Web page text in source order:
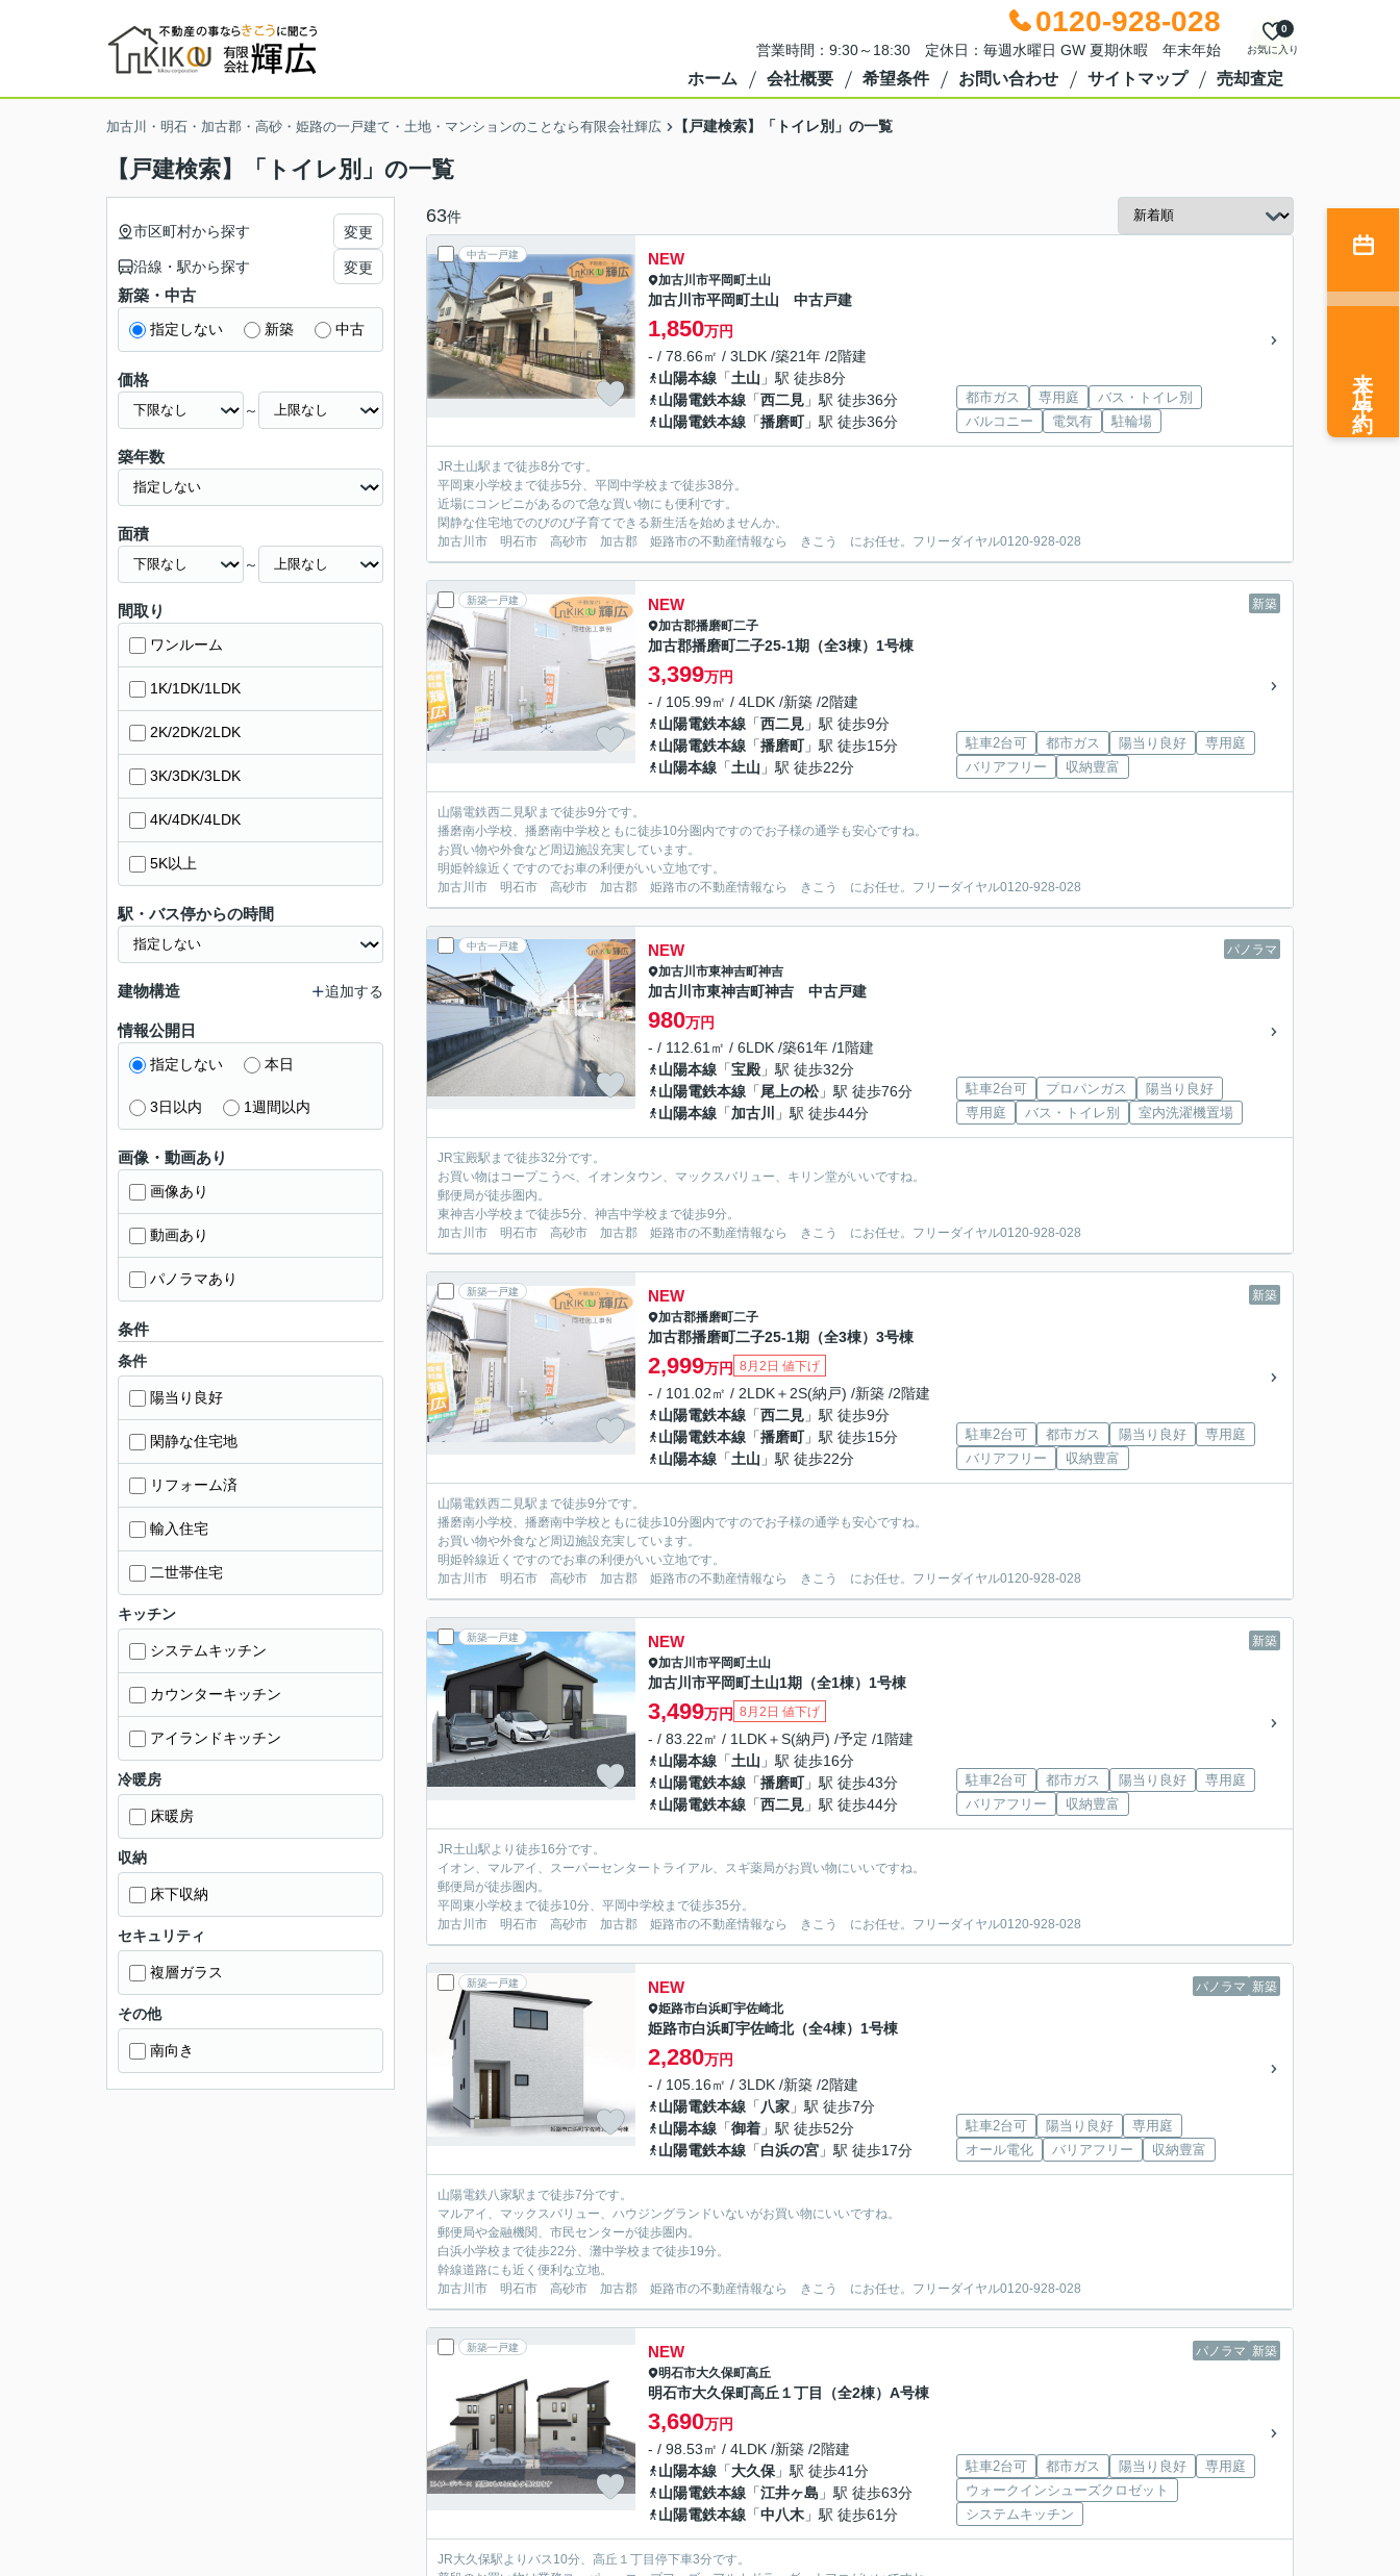
0120-928-028
営業時間：9:30～18:30 定休日：毎週水曜日 GW 夏期休暇 年末年始 お気に入り
0
ホーム 会社概要 希望条件 お問い合わせ サイトマップ 売却査定
加古川・明石・加古郡・高砂・姫路の一戸建て・土地・マンションのことなら有限会社輝広 【戸建検索】「トイレ別」の一覧
【戸建検索】「トイレ別」の一覧
63件
中古一戸建 NEW
加古川市平岡町土山
加古川市平岡町土山 中古戸建
1,850万円
- / 78.66㎡ / 3LDK /築21年 /2階建
山陽本線 「土山 」駅 徒歩8分
山陽電鉄本線 「西二見 」駅 徒歩36分
山陽電鉄本線 「播磨町」駅 徒歩36分
都市ガス 専用庭
バス・トイレ別
バルコニー
電気有 駐輪場
JR土山駅まで徒歩8分です。
平岡東小学校まで徒歩5分、平岡中学校まで徒歩38分。
近場にコンビニがあるので急な買い物にも便利です。
閑静な住宅地でのびのび子育てできる新生活を始めませんか。
加古川市 明石市 高砂市 加古郡 姫路市の不動産情報なら きこう にお任せ。フリーダイヤル0120-928-028
新築一戸建 新築
NEW
加古郡播磨町二子
加古郡播磨町二子25-1期（全3棟）1号棟
3,399万円
- / 105.99㎡ / 4LDK /新築 /2階建
山陽電鉄本線 「西二見 」駅 徒歩9分
山陽電鉄本線 「播磨町」駅 徒歩15分
山陽本線 「土山 」駅 徒歩22分
駐車2台可 都市ガス 陽当り良好
専用庭
バリアフリー
収納豊富
山陽電鉄西二見駅まで徒歩9分です。
播磨南小学校、播磨南中学校ともに徒歩10分圏内ですのでお子様の通学も安心ですね。
お買い物や外食など周辺施設充実しています。
明姫幹線近くですのでお車の利便がいい立地です。
加古川市 明石市 高砂市 加古郡 姫路市の不動産情報なら きこう にお任せ。フリーダイヤル0120-928-028
中古一戸建 パノラマ
NEW
加古川市東神吉町神吉
加古川市東神吉町神吉 中古戸建
980万円
- / 112.61㎡ / 6LDK /築61年 /1階建
山陽本線 「宝殿 」駅 徒歩32分
山陽電鉄本線 「尾上の松」駅 徒歩76分
山陽本線 「加古川 」駅 徒歩44分
駐車2台可 プロパンガス
陽当り良好
専用庭
バス・トイレ別 室内洗濯機置場
JR宝殿駅まで徒歩32分です。
お買い物はコープこうべ、イオンタウン、マックスバリュー、キリン堂がいいですね。
郵便局が徒歩圏内。
東神吉小学校まで徒歩5分、神吉中学校まで徒歩9分。
加古川市 明石市 高砂市 加古郡 姫路市の不動産情報なら きこう にお任せ。フリーダイヤル0120-928-028
新築一戸建 新築
NEW
加古郡播磨町二子
加古郡播磨町二子25-1期（全3棟）3号棟
2,999万円 8月2日 値下げ
- / 101.02㎡ / 2LDK＋2S(納戸) /新築 /2階建
山陽電鉄本線 「西二見 」駅 徒歩9分
山陽電鉄本線 「播磨町」駅 徒歩15分
山陽本線 「土山 」駅 徒歩22分
駐車2台可 都市ガス 陽当り良好
専用庭
バリアフリー
収納豊富
山陽電鉄西二見駅まで徒歩9分です。
播磨南小学校、播磨南中学校ともに徒歩10分圏内ですのでお子様の通学も安心ですね。
お買い物や外食など周辺施設充実しています。
明姫幹線近くですのでお車の利便がいい立地です。
加古川市 明石市 高砂市 加古郡 姫路市の不動産情報なら きこう にお任せ。フリーダイヤル0120-928-028
新築一戸建 新築
NEW
加古川市平岡町土山
加古川市平岡町土山1期（全1棟）1号棟
3,499万円 8月2日 値下げ
- / 83.22㎡ / 1LDK＋S(納戸) /予定 /1階建
山陽本線 「土山 」駅 徒歩16分
山陽電鉄本線 「播磨町」駅 徒歩43分
山陽電鉄本線 「西二見 」駅 徒歩44分
駐車2台可 都市ガス 陽当り良好
専用庭
バリアフリー
収納豊富
JR土山駅より徒歩16分です。
イオン、マルアイ、スーパーセンタートライアル、スギ薬局がお買い物にいいですね。
郵便局が徒歩圏内。
平岡東小学校まで徒歩10分、平岡中学校まで徒歩35分。
加古川市 明石市 高砂市 加古郡 姫路市の不動産情報なら きこう にお任せ。フリーダイヤル0120-928-028
新築一戸建 パノラマ 新築
NEW
姫路市白浜町宇佐崎北
姫路市白浜町宇佐崎北（全4棟）1号棟
2,280万円
- / 105.16㎡ / 3LDK /新築 /2階建
山陽電鉄本線 「 八家 」駅 徒歩7分
山陽本線 「御着 」駅 徒歩52分
山陽電鉄本線 「白浜の宮 」駅 徒歩17分
駐車2台可 陽当り良好
専用庭
オール電化
バリアフリー 収納豊富
山陽電鉄八家駅まで徒歩7分です。
マルアイ、マックスバリュー、ハウジングランドいないがお買い物にいいですね。
郵便局や金融機関、市民センターが徒歩圏内。
白浜小学校まで徒歩22分、灘中学校まで徒歩19分。
幹線道路にも近く便利な立地。
加古川市 明石市 高砂市 加古郡 姫路市の不動産情報なら きこう にお任せ。フリーダイヤル0120-928-028
新築一戸建 パノラマ 新築
NEW
明石市大久保町高丘
明石市大久保町高丘１丁目（全2棟）A号棟
3,690万円
- / 98.53㎡ / 4LDK /新築 /2階建
山陽本線 「大久保 」駅 徒歩41分
山陽電鉄本線 「江井ヶ島 」駅 徒歩63分
山陽電鉄本線 「中八木 」駅 徒歩61分
駐車2台可 都市ガス 陽当り良好
専用庭
ウォークインシューズクロゼット
システムキッチン
JR大久保駅よりバス10分、高丘１丁目停下車3分です。
市区町村から探す 変更
沿線・駅から探す 変更
新築・中古
指定しない 新築 中古
価格
～
築年数
面積
～
間取り
ワンルーム
1K/1DK/1LDK
2K/2DK/2LDK
3K/3DK/3LDK
4K/4DK/4LDK
5K以上
駅・バス停からの時間
建物構造 追加する
情報公開日
指定しない 本日
3日以内 1週間以内
画像・動画あり
画像あり
動画あり
パノラマあり
条件
条件
陽当り良好
閑静な住宅地
リフォーム済
輸入住宅
二世帯住宅
キッチン
システムキッチン
カウンターキッチン
アイランドキッチン
冷暖房
床暖房
収納
床下収納
セキュリティ
複層ガラス
その他
南向き
来店予約